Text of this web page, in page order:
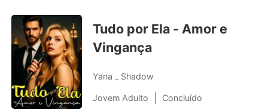
Loja
Histórico
Sair
Gênero
Moderno
Lobisomem
Contos
Tudo por Ela - Amor e
Vingança
Yana _ Shadow
Jovem Adulto Concluído